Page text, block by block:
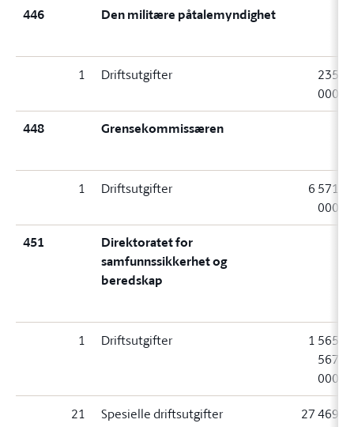
446 Den militære påtalemyndighet
1 Driftsutgifter
235
000
448 Grensekommissæren
1 Driftsutgifter
6 571
000
451
Direktoratet for
samfunnssikkerhet og
beredskap
1 Driftsutgifter
1 565
567
000
21 Spesielle driftsutgifter
27 469